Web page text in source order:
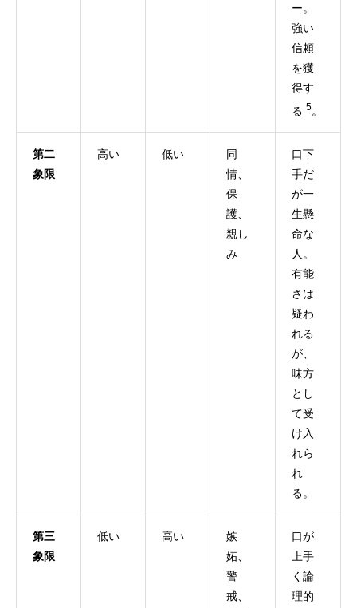
ー。
強い
信頼
を獲
得す
る 5。
第二
象限
高い 低い
同
情、
保
護、
親し
み
口下
手だ
が一
生懸
命な
人。
有能
さは
疑わ
れる
が、
味方
とし
て受
け入
れら
れ
る。
第三
象限
低い 高い
嫉
妬、
警
戒、
口が
上手
く論
理的